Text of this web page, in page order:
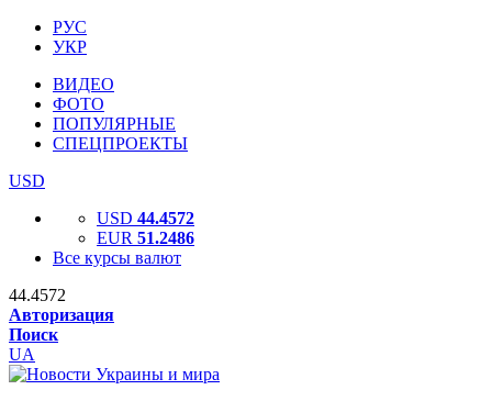
РУС
УКР
ВИДЕО
ФОТО
ПОПУЛЯРНЫЕ
СПЕЦПРОЕКТЫ
USD
USD 44.4572
EUR 51.2486
Все курсы валют
44.4572
Авторизация
Поиск
UA